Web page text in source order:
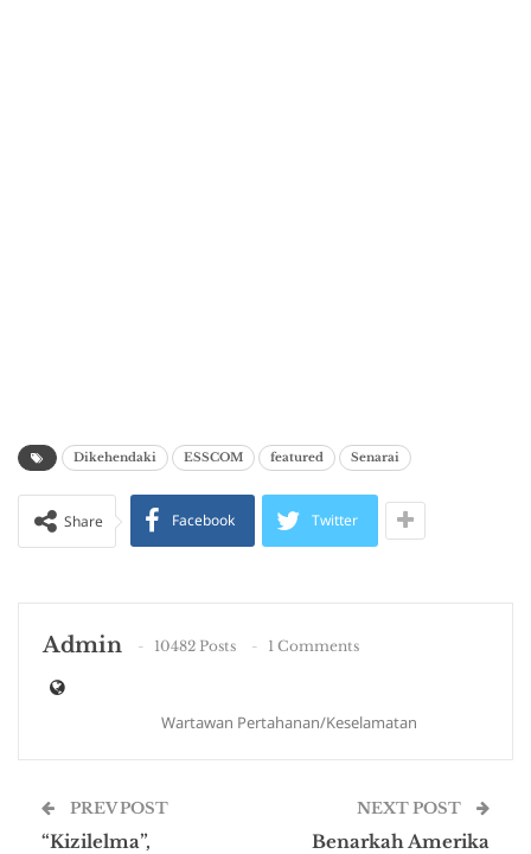
Dikehendaki ESSCOM featured Senarai
Share Facebook Twitter
Admin 10482 Posts 1 Comments
Wartawan Pertahanan/Keselamatan
PREV POST
“Kizilelma”,
NEXT POST
Benarkah Amerika